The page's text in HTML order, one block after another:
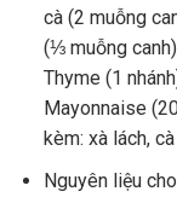
cà (2 muỗng
(⅓ muỗng
Thyme (1
Mayonnaise
kèm: xà lách,
Nguyên liệu